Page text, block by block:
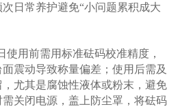
日常养护避免“小问题累积成大
用前需用标准砝码校准精度，
震动导致称量偏差；使用后需及
尤其是腐蚀性液体或粉末，避免
关闭电源，盖上防尘罩，将砝码